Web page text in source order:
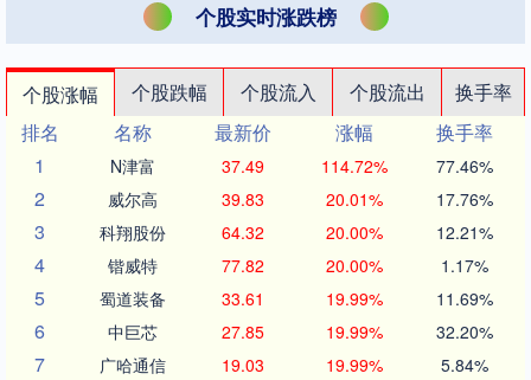
个股实时涨跌榜
个股涨幅 个股跌幅 个股流入 个股流出
换手率
排名
名称 最新价 涨幅
换手率
1
N津富 37.49 114.72% 77.46%
2 威尔高 39.83 20.01% 17.76%
3 科翔股份 64.32 20.00% 12.21%
4 锴威特 77.82 20.00% 1.17%
5 蜀道装备 33.61 19.99% 11.69%
6 中巨芯 27.85 19.99% 32.20%
7 广哈通信 19.03 19.99% 5.84%